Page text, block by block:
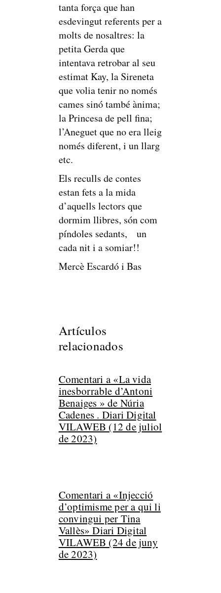
tanta força que han
esdevingut referents per a
molts de nosaltres: la
petita Gerda que
intentava retrobar al seu
estimat Kay, la Sireneta
que volia tenir no només
cames sinó també ànima;
la Princesa de pell fina;
l’Aneguet que no era lleig
només diferent, i un llarg
etc.
Els reculls de contes
estan fets a la mida
d’aquells lectors que
dormim llibres, són com
píndoles sedants, un
cada nit i a somiar!!
Mercè Escardó i Bas
Artículos
relacionados
Comentari a «La vida
inesborrable d’Antoni
Benaiges » de Núria
Cadenes . Diari Digital
VILAWEB (12 de juliol
de 2023)
Comentari a «Injecció
d’optimisme per a qui li
convingui per Tina
Vallès» Diari Digital
VILAWEB (24 de juny
de 2023)